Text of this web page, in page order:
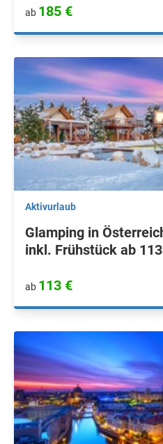
ab 185 €
Aktivurlaub
Glamping in
inkl. Frühstück ab
ab 113 €